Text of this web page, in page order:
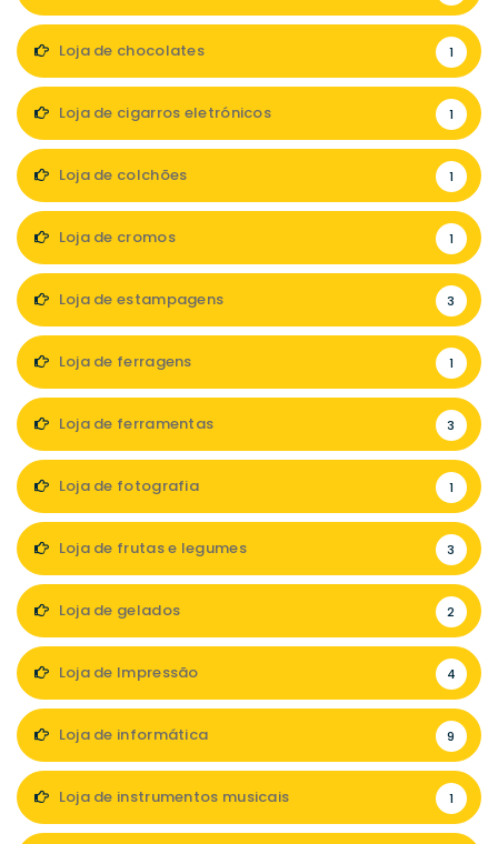
Loja de chocolates 1
Loja de cigarros eletrónicos 1
Loja de colchões 1
Loja de cromos 1
Loja de estampagens 3
Loja de ferragens 1
Loja de ferramentas 3
Loja de fotografia 1
Loja de frutas e legumes 3
Loja de gelados 2
Loja de Impressão 4
Loja de informática 9
Loja de instrumentos musicais 1